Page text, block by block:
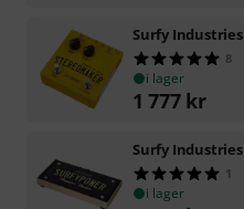
Surfy Industries
8
i lager
1 777 kr
Surfy Industries
1
i lager